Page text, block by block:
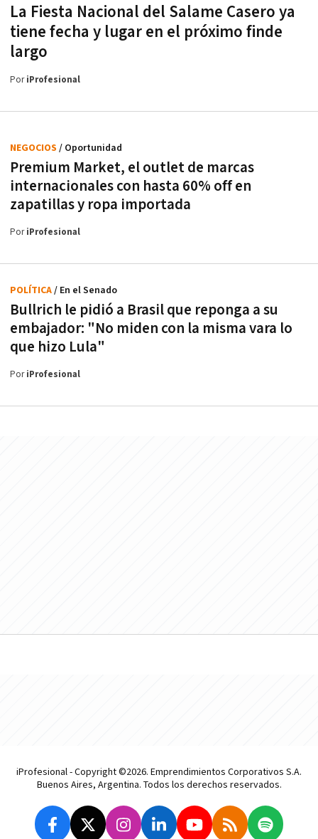
La Fiesta Nacional del Salame Casero ya
tiene fecha y lugar en el próximo finde
largo
PoriProfesional
Premium Market, el outlet de marcas
internacionales con hasta 60% off en
zapatillas y ropa importada
NEGOCIOS / Oportunidad
PoriProfesional
Bullrich le pidió a Brasil que reponga a su
embajador: "No miden con la misma vara lo
que hizo Lula"
POLÍTICA/ En el Senado
PoriProfesional
iProfesional - Copyright ©2026. Emprendimientos Corporativos S.A.
Buenos Aires, Argentina. Todos los derechos reservados.